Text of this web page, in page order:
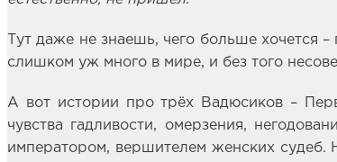
Тут даже не знаешь, чего больше хочется –
слишком уж много в мире, и без того
А вот истории про трёх Вадюсиков –
чувства гадливости, омерзения,
императором, вершителем женских судеб.